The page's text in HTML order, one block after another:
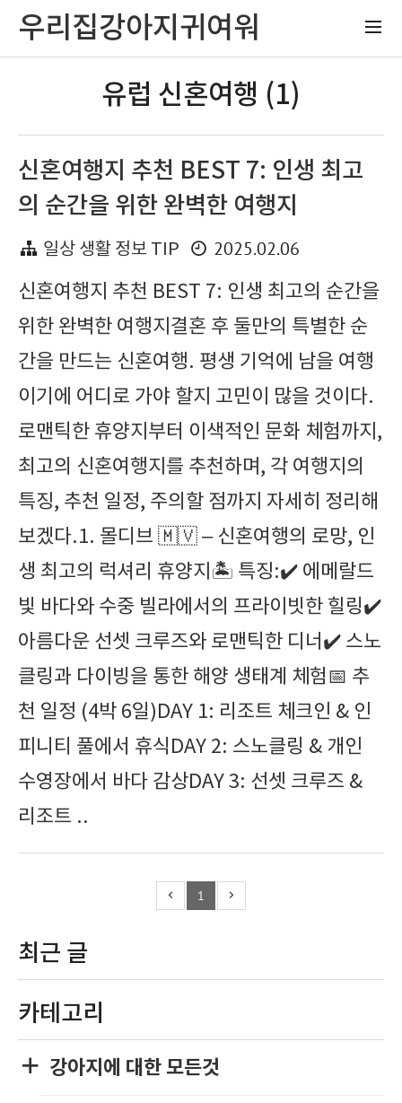
우리집강아지귀여워
유럽 신혼여행 (1)
신혼여행지 추천 BEST 7: 인생 최고
의 순간을 위한 완벽한 여행지
일상 생활 정보 TIP
2025.02.06
신혼여행지 추천 BEST 7: 인생 최고의 순간을
위한 완벽한 여행지결혼 후 둘만의 특별한 순
간을 만드는 신혼여행. 평생 기억에 남을 여행
이기에 어디로 가야 할지 고민이 많을 것이다.
로맨틱한 휴양지부터 이색적인 문화 체험까지,
최고의 신혼여행지를 추천하며, 각 여행지의
특징, 추천 일정, 주의할 점까지 자세히 정리해
보겠다.1. 몰디브 🇲🇻 – 신혼여행의 로망, 인
생 최고의 럭셔리 휴양지🏝️ 특징:✔️ 에메랄드
빛 바다와 수중 빌라에서의 프라이빗한 힐링✔️
아름다운 선셋 크루즈와 로맨틱한 디너✔️ 스노
클링과 다이빙을 통한 해양 생태계 체험📅 추
천 일정 (4박 6일)DAY 1: 리조트 체크인 & 인
피니티 풀에서 휴식DAY 2: 스노클링 & 개인
수영장에서 바다 감상DAY 3: 선셋 크루즈 &
리조트 ..
1
최근 글
카테고리
강아지에 대한 모든것